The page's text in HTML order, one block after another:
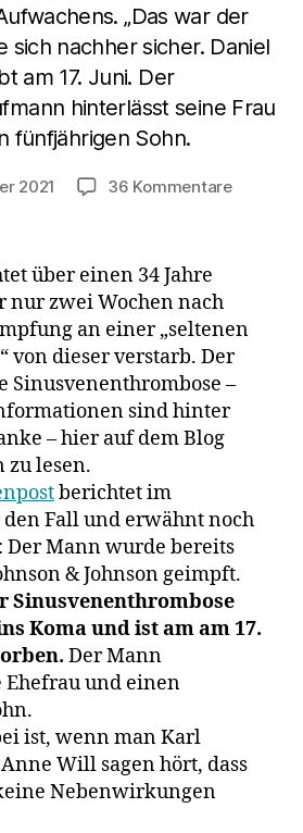
„Das war der
sich nachher sicher. Daniel
am 17. Juni. Der
hinterlässt seine Frau
fünfjährigen Sohn.
2021 36 Kommentarezu
stirbt
an
über einen 34 Jahre
nur zwei Wochen nach
an einer „seltenen
von dieser verstarb. Der
Sinusvenenthrombose –
sind hinter
– hier auf dem Blog
zu lesen.
berichtet im
Fall und erwähnt noch
Der Mann wurde bereits
& Johnson geimpft.
Sinusvenenthrombose
Koma und ist am am 17.
Der Mann
und einen
ist, wenn man Karl
Will sagen hört, dass
Nebenwirkungen